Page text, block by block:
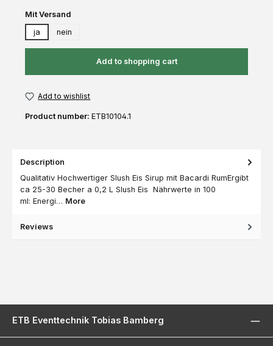
Select
Mit Versand
ja
nein
Add to shopping cart
Add to wishlist
Product number: ETB10104.1
Description
Qualitativ Hochwertiger Slush Eis Sirup mit Bacardi RumErgibt
ca 25-30 Becher a 0,2 L Slush Eis Nährwerte in 100
ml: Energi… More
Reviews
ETB Eventtechnik Tobias Bamberg